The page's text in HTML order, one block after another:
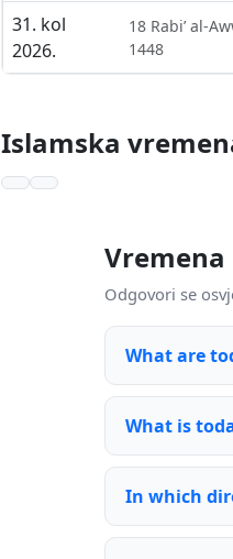
31. kol
2026.
18 Rabi’ al-
1448
Islamska
Vremena
Odgovori se
What are
What is
In which